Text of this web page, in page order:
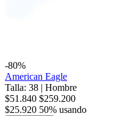
-80%
American Eagle
Talla: 38 | Hombre
$51.840 $259.200
$25.920 50% usando